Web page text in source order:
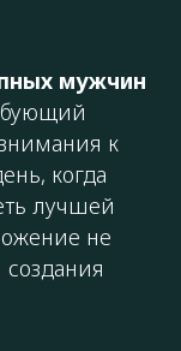
мужчин
к
когда
лучшей
не